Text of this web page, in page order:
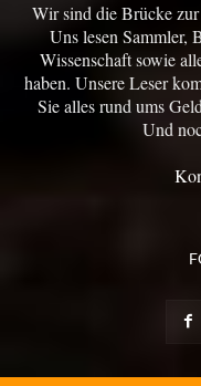
Wir sind die Brücke
Uns lesen Sammler,
Wissenschaft sowie
haben. Unsere Leser
Sie alles rund ums
Und